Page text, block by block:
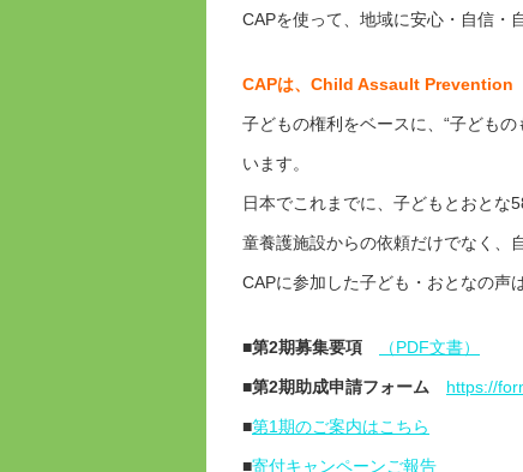
CAPを使って、地域に安心・自信・
CAPは、Child Assault Prevention
子どもの権利をベースに、“子ども
います。
日本でこれまでに、子どもとおとな
童養護施設からの依頼だけでなく、
CAPに参加した子ども・おとなの
■第2期募集要項 （PDF文書）
■第2期助成申請フォーム https://
■第1期のご案内はこちら
■寄付キャンペーンご報告